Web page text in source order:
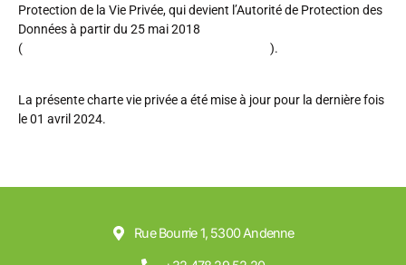
Protection de la Vie Privée, qui devient l’Autorité de Protection des
Données à partir du 25 mai 2018
(
).
La présente charte vie privée a été mise à jour pour la dernière fois
le 01 avril 2024.
Rue Bourrie 1, 5300 Andenne